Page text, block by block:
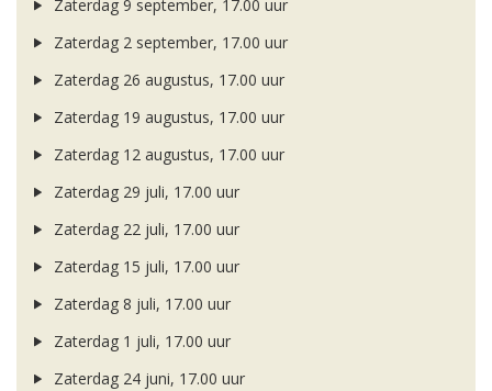
Zaterdag 9 september, 17.00 uur
Zaterdag 2 september, 17.00 uur
Zaterdag 26 augustus, 17.00 uur
Zaterdag 19 augustus, 17.00 uur
Zaterdag 12 augustus, 17.00 uur
Zaterdag 29 juli, 17.00 uur
Zaterdag 22 juli, 17.00 uur
Zaterdag 15 juli, 17.00 uur
Zaterdag 8 juli, 17.00 uur
Zaterdag 1 juli, 17.00 uur
Zaterdag 24 juni, 17.00 uur